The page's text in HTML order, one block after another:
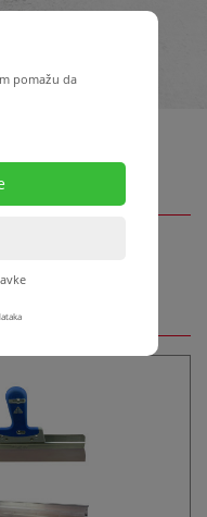
pomažu da